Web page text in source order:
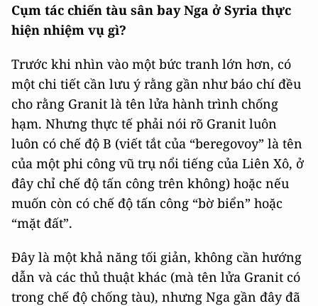
Cụm tác chiến tàu sân bay Nga ở Syria thực
hiện nhiệm vụ gì?
Trước khi nhìn vào một bức tranh lớn hơn, có
một chi tiết cần lưu ý rằng gần như báo chí đều
cho rằng Granit là tên lửa hành trình chống
hạm. Nhưng thực tế phải nói rõ Granit luôn
luôn có chế độ B (viết tắt của “beregovoy” là tên
của một phi công vũ trụ nổi tiếng của Liên Xô, ở
đây chỉ chế độ tấn công trên không) hoặc nếu
muốn còn có chế độ tấn công “bờ biển” hoặc
“mặt đất”.
Đây là một khả năng tối giản, không cần hướng
dẫn và các thủ thuật khác (mà tên lửa Granit có
trong chế độ chống tàu), nhưng Nga gần đây đã